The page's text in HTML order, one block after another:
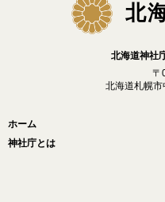
北
北海道神社
〒
北海道札幌
ホーム
神社庁とは